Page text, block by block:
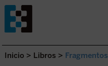
Saltar al contenido.
Inicio > Libros > Fragmentos